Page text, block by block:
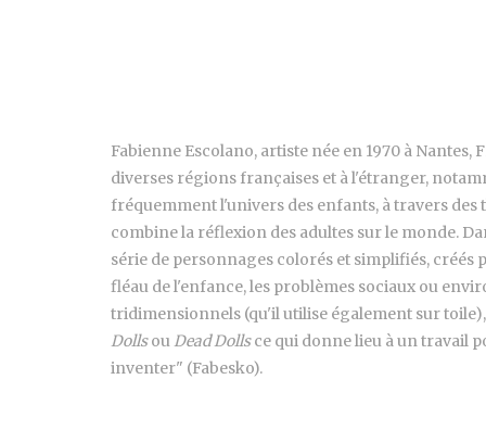
Fabienne Escolano, artiste née en 1970 à
diverses régions françaises et à l'étranger,
fréquemment l'univers des enfants, à travers des
combine la réflexion des adultes sur le monde.
série de personnages colorés et simplifiés, créés
fléau de l'enfance, les problèmes sociaux ou
tridimensionnels (qu'il utilise également sur
DollsouDead Dollsce qui donne lieu à un travail
inventer" (Fabesko).